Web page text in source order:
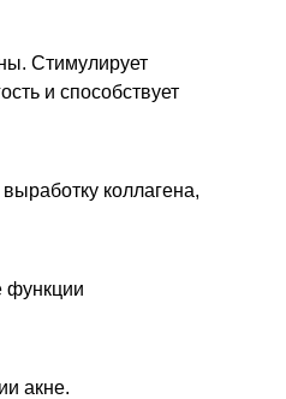
Стимулирует
и способствует
коллагена,
функции
акне.